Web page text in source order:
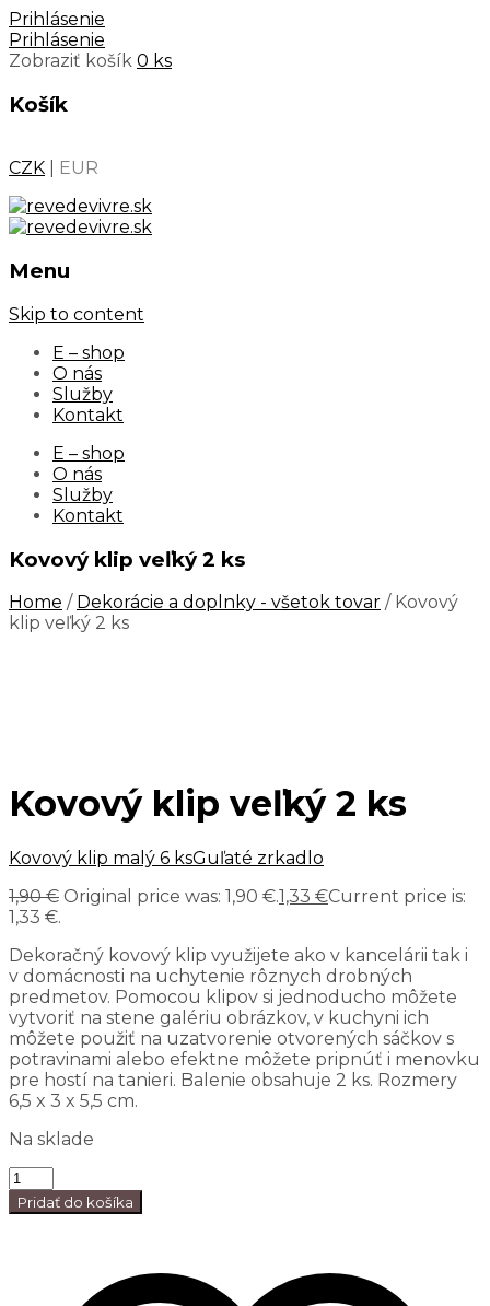
Prihlásenie
Prihlásenie
Zobraziť košík 0 ks
Košík
CZK EUR
Menu
Skip to content
E – shop
O nás
Služby
Kontakt
E – shop
O nás
Služby
Kontakt
Kovový klip veľký 2 ks
Home / Dekorácie a doplnky - všetok tovar / Kovový
klip veľký 2 ks
Kovový klip veľký 2 ks
Kovový klip malý 6 ksGuľaté zrkadlo
1,90€ Original price was: 1,90 €.1,33 €Current price is:
1,33 €.
Dekoračný kovový klip využijete ako v kancelárii tak i
v domácnosti na uchytenie rôznych drobných
predmetov. Pomocou klipov si jednoducho môžete
vytvoriť na stene galériu obrázkov, v kuchyni ich
môžete použiť na uzatvorenie otvorených sáčkov s
potravinami alebo efektne môžete pripnúť i menovku
pre hostí na tanieri. Balenie obsahuje 2 ks. Rozmery
6,5 x 3 x 5,5 cm.
Na sklade
Pridať do košíka